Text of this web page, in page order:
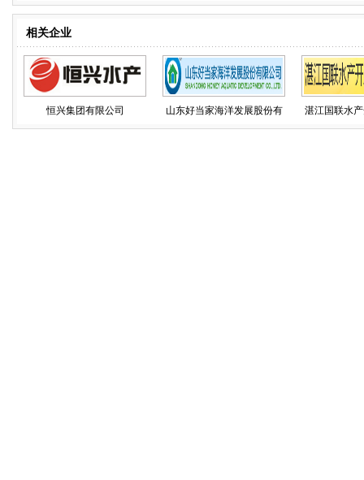
相关企业
恒兴集团有限公司 山东好当家海洋发展股份有 湛江国联水